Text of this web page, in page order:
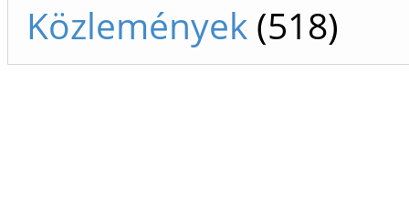
Közlemények (518)